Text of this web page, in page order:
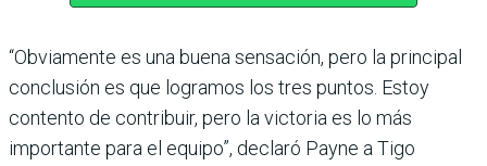
“Obviamente es una buena sensa­ción, pero la prin­cipal
conclusión es que logramos los tres puntos. Estoy
contento de contri­buir, pero la victo­ria es lo más
importante para el equipo”, declaró Payne a Tigo